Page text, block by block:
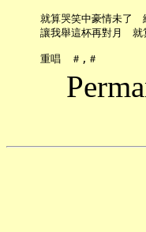
就算哭笑中豪情未了　
讓我舉這杯再對月　就